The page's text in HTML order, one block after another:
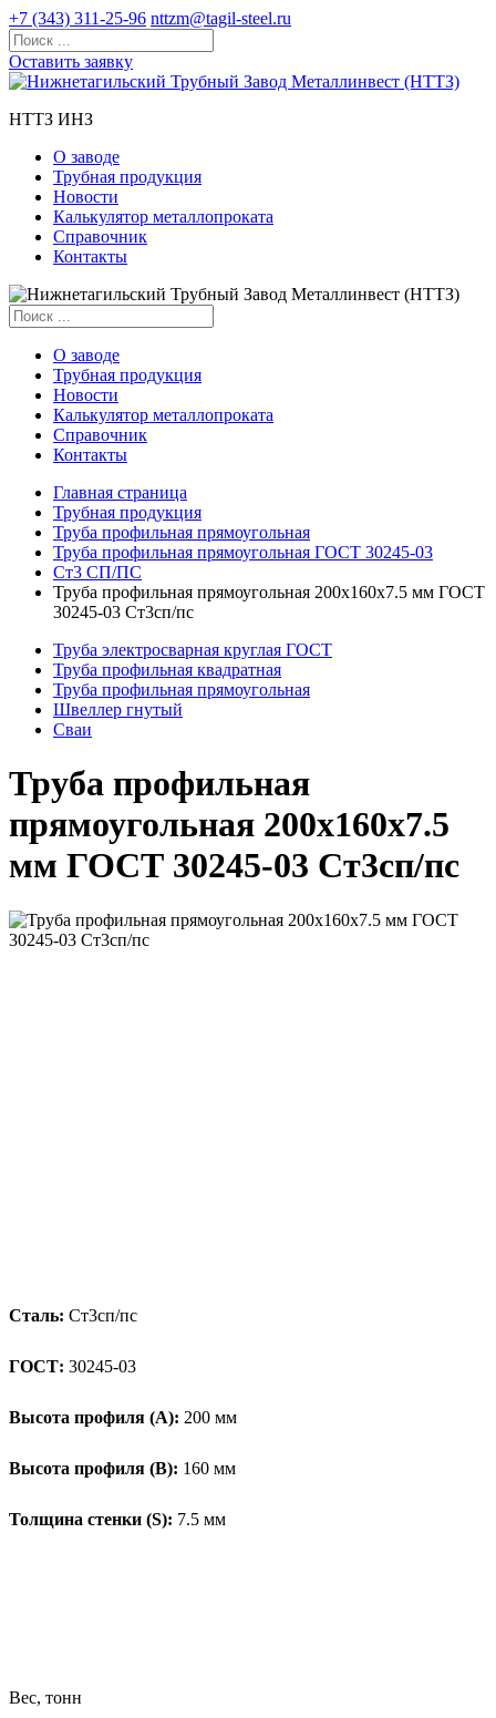
+7 (343) 311-25-96 nttzm@tagil-steel.ru
Оставить заявку
НТТЗ ИНЗ
О заводе
Трубная продукция
Новости
Калькулятор металлопроката
Справочник
Контакты
О заводе
Трубная продукция
Новости
Калькулятор металлопроката
Справочник
Контакты
Главная страница
Трубная продукция
Труба профильная прямоугольная
Труба профильная прямоугольная ГОСТ 30245-03
Ст3 СП/ПС
Труба профильная прямоугольная 200x160x7.5 мм ГОСТ
30245-03 Ст3сп/пс
Труба электросварная круглая ГОСТ
Труба профильная квадратная
Труба профильная прямоугольная
Швеллер гнутый
Сваи
Труба профильная
прямоугольная 200x160x7.5
мм ГОСТ 30245-03 Ст3сп/пс
Сталь: Ст3сп/пс
ГОСТ: 30245-03
Высота профиля (А): 200 мм
Высота профиля (B): 160 мм
Толщина стенки (S): 7.5 мм
Вес, тонн